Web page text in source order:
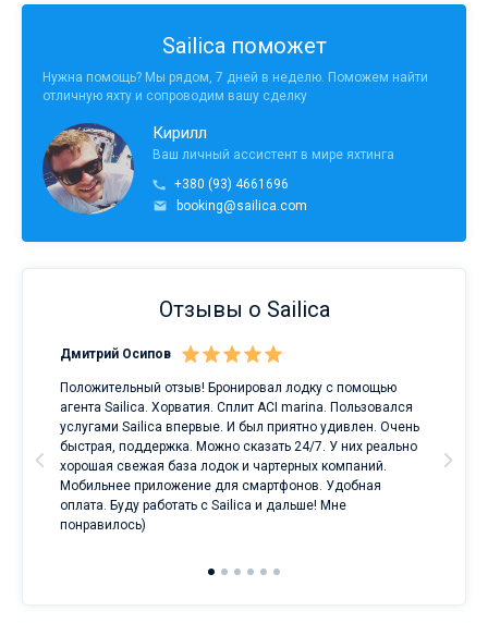
Sailica поможет
Нужна помощь? Мы рядом, 7 дней в неделю. Поможем найти
отличную яхту и сопроводим вашу сделку
Кирилл
Ваш личный ассистент в мире яхтинга
+380 (93) 4661696
booking@sailica.com
Отзывы о Sailica
Дмитрий Осипов
Положительный отзыв! Бронировал лодку с помощью
агента Sailica. Хорватия. Сплит ACI marina. Пользовался
услугами Sailica впервые. И был приятно удивлен. Очень
быстрая, поддержка. Можно сказать 24/7. У них реально
хорошая свежая база лодок и чартерных компаний.
Мобильнее приложение для смартфонов. Удобная
оплата. Буду работать с Sailica и дальше! Мне
понравилось)